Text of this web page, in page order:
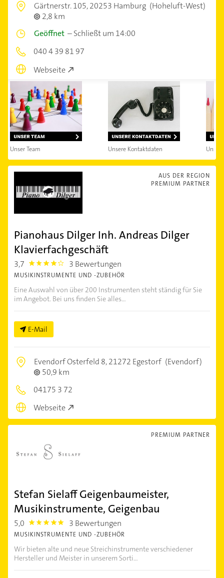
Gärtnerstr. 105,20253 Hamburg (Hoheluft-West)
2,8 km
Geöffnet –Schließt um 14:00
040 4 39 81 97
Webseite
Unser Team Unsere Kontaktdaten
AUS DER REGION
PREMIUM PARTNER
Pianohaus Dilger Inh. Andreas Dilger
Klavierfachgeschäft
3,7 3.7 3 Bewertungen
MUSIKINSTRUMENTE UND -ZUBEHÖR
Eine Auswahl von über 200 Instrumenten steht ständig für Sie
im Angebot. Bei uns finden Sie alles...
E-Mail
Evendorf Osterfeld 8,21272 Egestorf (Evendorf)
50,9 km
04175 3 72
Webseite
PREMIUM PARTNER
Stefan Sielaff Geigenbaumeister,
Musikinstrumente, Geigenbau
5,0 5.0 3 Bewertungen
MUSIKINSTRUMENTE UND -ZUBEHÖR
Wir bieten alte und neue Streichinstrumente verschiedener
Hersteller und Meister in unserem Sorti...